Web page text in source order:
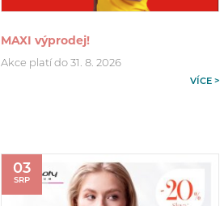
MAXI výprodej!
Akce platí do 31. 8. 2026
VÍCE >
03
SRP